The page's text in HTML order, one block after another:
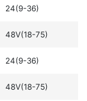
24(9-36)
48V(18-75)
24(9-36)
48V(18-75)